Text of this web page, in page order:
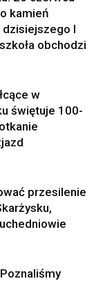
kamień
I
obchodzi
w
świętuje 100-
przesilenie